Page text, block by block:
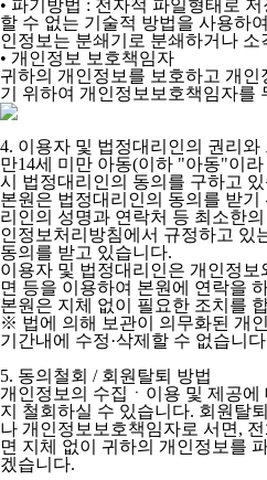
• 파기방법 : 전자적 파일형태로
할 수 없는 기술적 방법을 사용하
인정보는 분쇄기로 분쇄하거나 소
• 개인정보 보호책임자
귀하의 개인정보를 보호하고 개
기 위하여 개인정보보호책임자를
4. 이용자 및 법정대리인의 권리와
만14세 미만 아동(이하 "아동"이
시 법정대리인의 동의를 구하고
본원은 법정대리인의 동의를 받
리인의 성명과 연락처 등 최소한
인정보처리방침에서 규정하고 있
동의를 받고 있습니다.
이용자 및 법정대리인은 개인정보
면 등을 이용하여 본원에 연락을
본원은 지체 없이 필요한 조치를
※ 법에 의해 보관이 의무화된 개
기간내에 수정·삭제할 수 없습니
5. 동의철회 / 회원탈퇴 방법
개인정보의 수집ㆍ이용 및 제공
지 철회하실 수 있습니다. 회원탈
나 개인정보보호책임자로 서면,
면 지체 없이 귀하의 개인정보를
겠습니다.